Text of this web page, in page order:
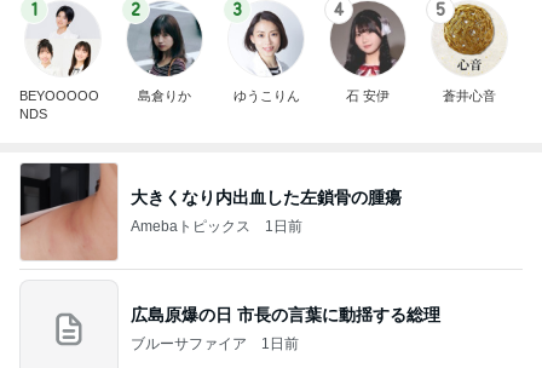
1
BEYOOOOO
NDS
2
島倉りか
3
ゆうこりん
4
石 安伊
5
蒼井心音
大きくなり内出血した左鎖骨の腫瘍
Amebaトピックス 1日前
広島原爆の日 市長の言葉に動揺する総理
ブルーサファイア 1日前